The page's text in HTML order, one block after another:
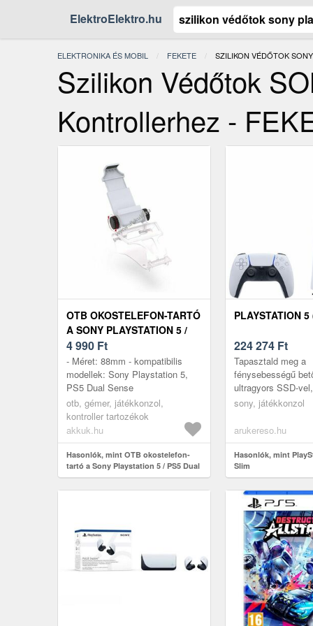
ElektroElektro.hu
ELEKTRONIKA ÉS MOBIL FEKETE JELENLEGI:
SZILIKON VÉDŐTOK
Szilikon Védőtok
Kontrollerhez -
OTB OKOSTELEFON-TARTÓ
A SONY PLAYSTATION 5 /
PS5 DUAL SENSE
KONTROLLERHEZ
4 990 Ft
- Méret: 88mm - kompatibilis
modellek: Sony Playstation 5,
PS5 Dual Sense
otb, gémer, játékkonzol,
kontroller tartozékok
akkuk.hu
Hasonlók, mint OTB okostelefon-
tartó a Sony Playstation 5 / PS5 Dual
Sense kontrollerhez
PLAYSTATION
224 274 Ft
Tapasztald meg a
fénysebességű
ultragyors SSD-
magával ragadó
az adaptív rav...
sony, játékkonzol
arukereso.hu
Hasonlók, mint
Slim